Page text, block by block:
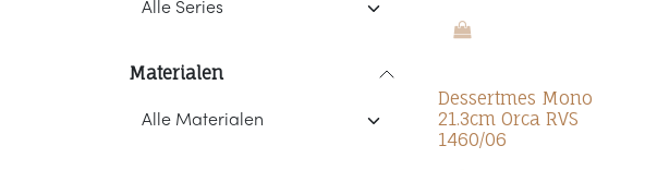
Materialen
Dessertmes Mono
21.3cm Orca RVS
1460/06